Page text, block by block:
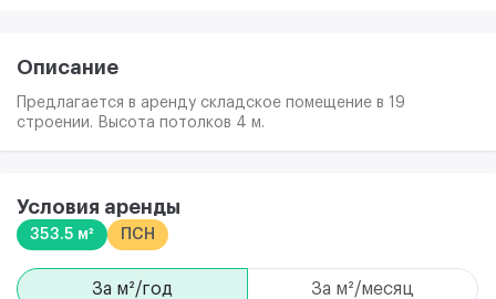
Описание
Предлагается в аренду складское помещение в 19
строении. Высота потолков 4 м.
Условия аренды
353.5 м² ПСН
за м²/год за м²/месяц